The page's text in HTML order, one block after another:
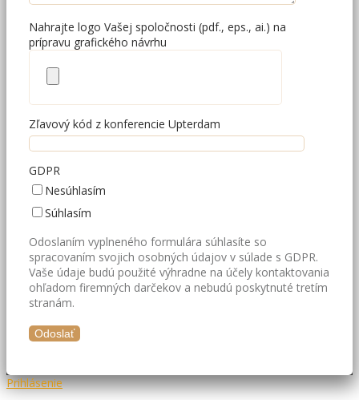
Nahrajte logo Vašej spoločnosti (pdf., eps., ai.) na
prípravu grafického návrhu
Zľavový kód z konferencie Upterdam
GDPR
Nesúhlasím
Súhlasím
Odoslaním vyplneného formulára súhlasíte so
spracovaním svojich osobných údajov v súlade s GDPR.
Vaše údaje budú použité výhradne na účely kontaktovania
ohľadom firemných darčekov a nebudú poskytnuté tretím
stranám.
Prihlásenie